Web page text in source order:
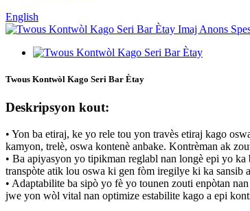
English
Twous Kontwòl Kago Seri Bar Ètay
Deskripsyon kout:
• Yon ba etiraj, ke yo rele tou yon travès etiraj kago
kamyon, trelè, oswa kontenè anbake. Kontrèman ak
• Ba apiyasyon yo tipikman reglabl nan longè epi yo
transpòte atik lou oswa ki gen fòm iregilye ki ka sansib
• Adaptabilite ba sipò yo fè yo tounen zouti enpòtan
jwe yon wòl vital nan optimize estabilite kago a epi